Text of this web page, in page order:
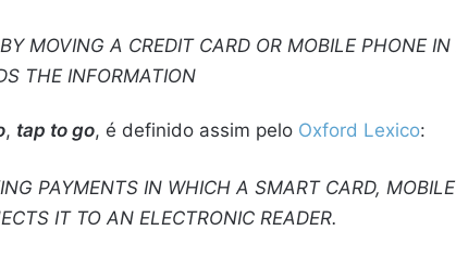
MOVING A CREDIT CARD OR MOBILE PHONE
THE INFORMATION
, tap to go, é definido assim pelo Oxford Lexico:
PAYMENTS IN WHICH A SMART CARD,
IT TO AN ELECTRONIC READER.